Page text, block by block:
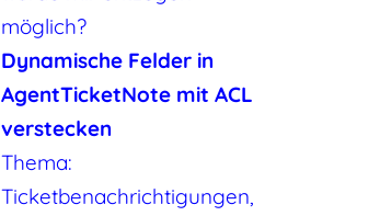
möglich?
Dynamische Felder in
AgentTicketNote mit ACL
verstecken
Thema:
Ticketbenachrichtigungen,